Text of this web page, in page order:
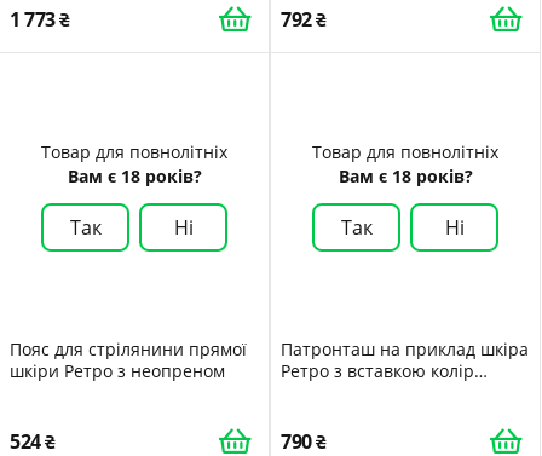
1 773 792
Товар для повнолітніх
Вам є 18 років?
Так Ні
Пояс для стрілянини прямої
шкіри Ретро з неопреном
524
Товар для повнолітніх
Вам є 18 років?
Так Ні
Патронташ на приклад шкіра
Ретро з вставкою колір
790